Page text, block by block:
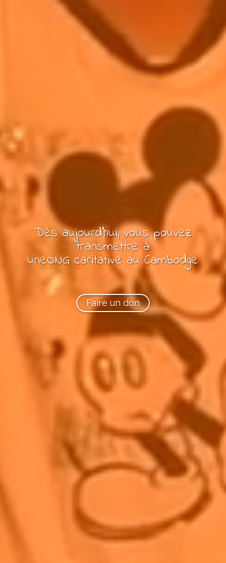
Dès aujourd'hui, vous pouvez
transmettre à
uneONG caritative au Cambodge
Faire un don